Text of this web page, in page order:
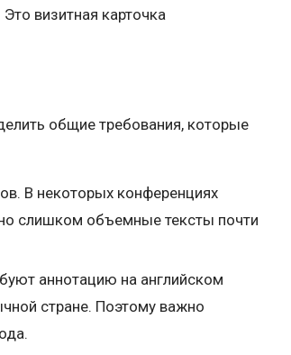
визитная карточка
общие требования, которые
В некоторых конференциях
слишком объемные тексты почти
аннотацию на английском
стране. Поэтому важно